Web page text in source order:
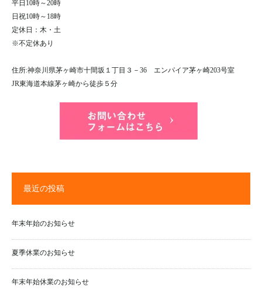
平日10時～20時
日祝10時～18時
定休日：木・土
※不定休あり
住所:神奈川県茅ヶ崎市十間坂１丁目３－36 エンパイア茅ヶ崎203号室
JR東海道本線茅ヶ崎から徒歩５分
最近の投稿
年末年始のお知らせ
夏季休業のお知らせ
年末年始休業のお知らせ